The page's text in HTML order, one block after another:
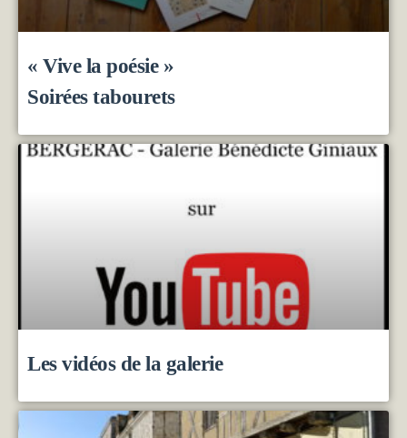
« Vive la poésie »
Soirées tabourets
Les vidéos de la galerie